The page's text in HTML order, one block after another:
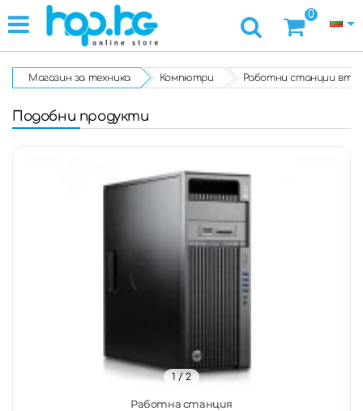
0
Магазин за техника Компютри Работни станции
Подобни продукти
Работна станция
1/ 2